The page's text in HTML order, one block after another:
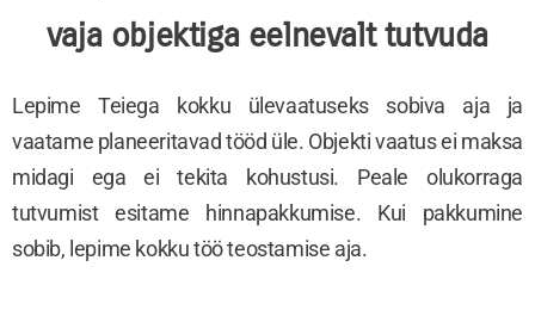
vaja objektiga eelnevalt tutvuda
Lepime Teiega kokku ülevaatuseks sobiva aja ja
vaatame planeeritavad tööd üle. Objekti vaatus ei maksa
midagi ega ei tekita kohustusi. Peale olukorraga
tutvumist esitame hinnapakkumise. Kui pakkumine
sobib, lepime kokku töö teostamise aja.